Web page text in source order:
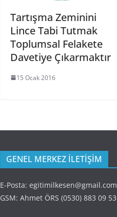
Tartışma Zeminini
Lince Tabi Tutmak
Toplumsal Felakete
Davetiye Çıkarmaktır
15 Ocak 2016
GENEL MERKEZ İLETİŞİM
E-Posta: egitimilkesen@gmail.com
GSM: Ahmet ÖRS (0530) 883 09 53